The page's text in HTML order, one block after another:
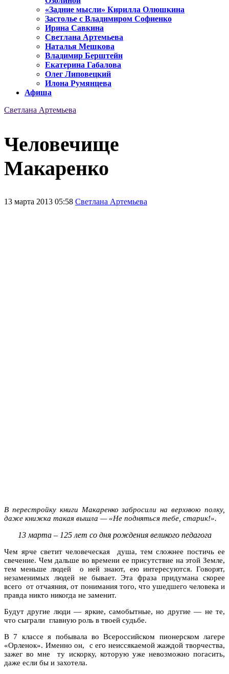
«Задние мысли» Кирилла Олюшкина
Застолье с Владимиром Софиенко
Ирина Савкина
Светлана Артемьева
Наталья Мешкова
Владимир Берштейн
Екатерина Габалова
Олег Липовецкий
Илона Румянцева
Афиша
Светлана Артемьева
Человечище
Макаренко
13 марта 2013 05:58 Светлана Артемьева
В перестройку книги Макаренко забросили на верхнюю полку,
даже книжка такая вышла — «Не подняться тебе, старик!».
13 марта – 125 лет со дня рождения великого педагога
Чем ярче светит человеческая душа, тем сложнее постичь ее
свечение. Чем дальше во времени ее присутствие на этой Земле,
тем меньше людей о ней знают, ею интересуются. Говорят,
незаменимых людей не бывает. Эта фраза придумана скорее
всего от отчаяния, от понимания того, что ушедшего человека и
правда никто никогда не заменит.
Будут другие люди — яркие, самобытные, но другие — не те,
что сыграли главную роль в твоей судьбе.
В 7 классе я побывала во Всероссийском пионерском лагере
«Орленок». Именно он, с его неиссякаемой жаждой творчества,
зажег во мне ту искорку, которую уже невозможно погасить,
даже если бы и захотела.